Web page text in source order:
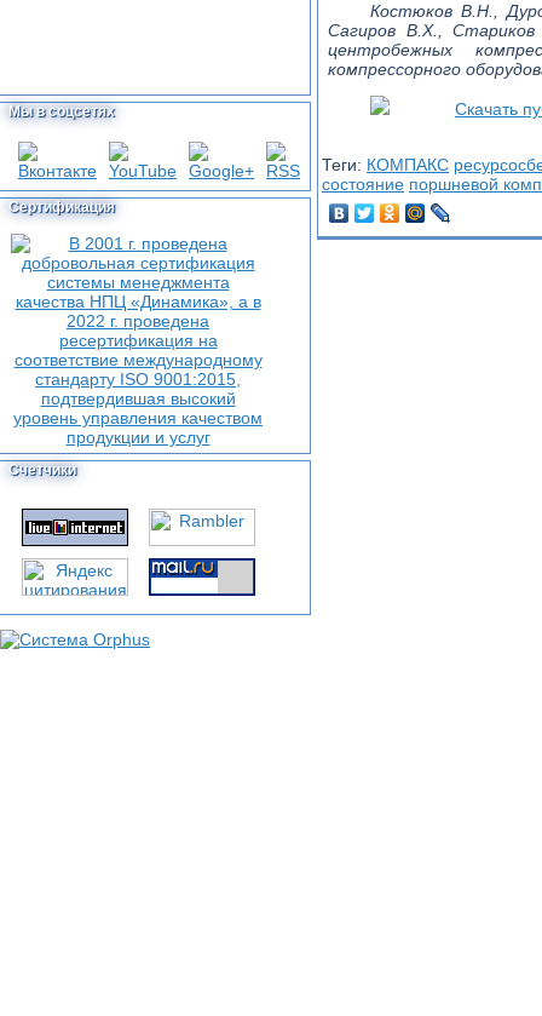
Мы в соцсетях
Сертификация
Счетчики
Костюков В.Н.,
Сагиров В.Х.,
центробежных
компрессорного
Скачать
Теги: КОМПАКС
состояние поршневой